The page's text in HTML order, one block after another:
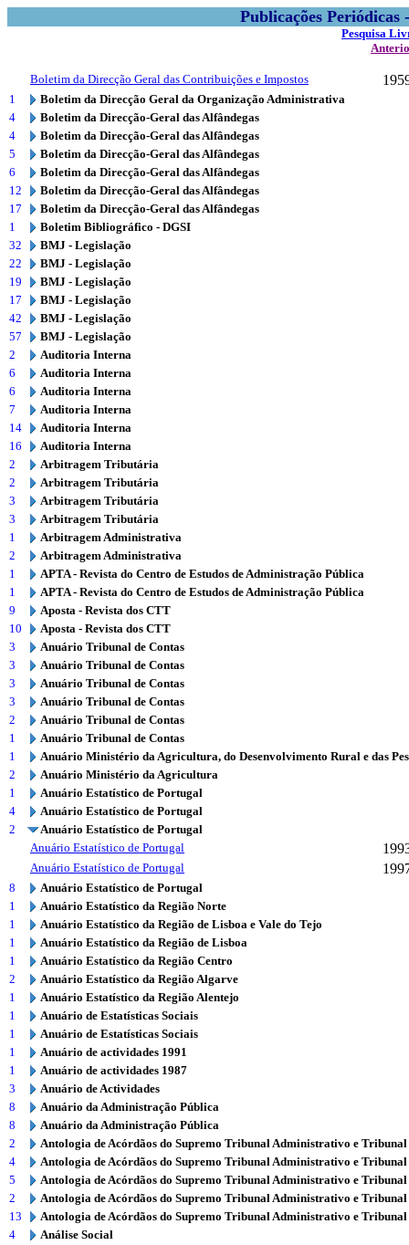
Publicações
Pesquisa
Boletim da Direcção Geral das Contribuições e Impostos
1
Boletim da Direcção Geral da Organização Administrativa
4
Boletim da Direcção-Geral das Alfândegas
4
Boletim da Direcção-Geral das Alfândegas
5
Boletim da Direcção-Geral das Alfândegas
6
Boletim da Direcção-Geral das Alfândegas
12
Boletim da Direcção-Geral das Alfândegas
17
Boletim da Direcção-Geral das Alfândegas
1
Boletim Bibliográfico - DGSI
32
BMJ - Legislação
22
BMJ - Legislação
19
BMJ - Legislação
17
BMJ - Legislação
42
BMJ - Legislação
57
BMJ - Legislação
2
Auditoria Interna
6
Auditoria Interna
6
Auditoria Interna
7
Auditoria Interna
14
Auditoria Interna
16
Auditoria Interna
2
Arbitragem Tributária
2
Arbitragem Tributária
3
Arbitragem Tributária
3
Arbitragem Tributária
1
Arbitragem Administrativa
2
Arbitragem Administrativa
1
APTA - Revista do Centro de Estudos de Administração Pública
1
APTA - Revista do Centro de Estudos de Administração Pública
9
Aposta - Revista dos CTT
10
Aposta - Revista dos CTT
3
Anuário Tribunal de Contas
3
Anuário Tribunal de Contas
3
Anuário Tribunal de Contas
3
Anuário Tribunal de Contas
2
Anuário Tribunal de Contas
1
Anuário Tribunal de Contas
1
Anuário Ministério da Agricultura, do Desenvolvimento Rural e das
2
Anuário Ministério da Agricultura
1
Anuário Estatístico de Portugal
4
Anuário Estatístico de Portugal
2
Anuário Estatístico de Portugal
Anuário Estatístico de Portugal
Anuário Estatístico de Portugal
8
Anuário Estatístico de Portugal
1
Anuário Estatístico da Região Norte
1
Anuário Estatístico da Região de Lisboa e Vale do Tejo
1
Anuário Estatístico da Região de Lisboa
1
Anuário Estatístico da Região Centro
2
Anuário Estatístico da Região Algarve
1
Anuário Estatístico da Região Alentejo
1
Anuário de Estatísticas Sociais
1
Anuário de Estatísticas Sociais
1
Anuário de actividades 1991
1
Anuário de actividades 1987
3
Anuário de Actividades
8
Anuário da Administração Pública
8
Anuário da Administração Pública
2
Antologia de Acórdãos do Supremo Tribunal Administrativo e
4
Antologia de Acórdãos do Supremo Tribunal Administrativo e
5
Antologia de Acórdãos do Supremo Tribunal Administrativo e
2
Antologia de Acórdãos do Supremo Tribunal Administrativo e
13
Antologia de Acórdãos do Supremo Tribunal Administrativo e
4
Análise Social